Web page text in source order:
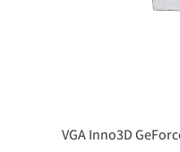
VGA Inno3D